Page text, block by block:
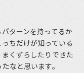
ターンを持ってるか
ちだけが知っている
くずらしたりできた
なと思います。